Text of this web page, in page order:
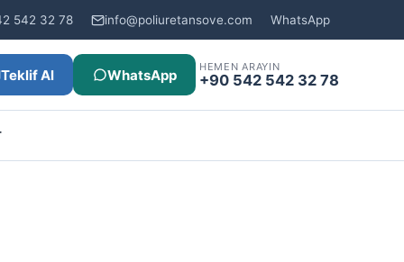
542 32 78 info@poliuretansove.com WhatsApp
Teklif Al WhatsApp HEMEN ARAYIN
+90 542 542 32 78